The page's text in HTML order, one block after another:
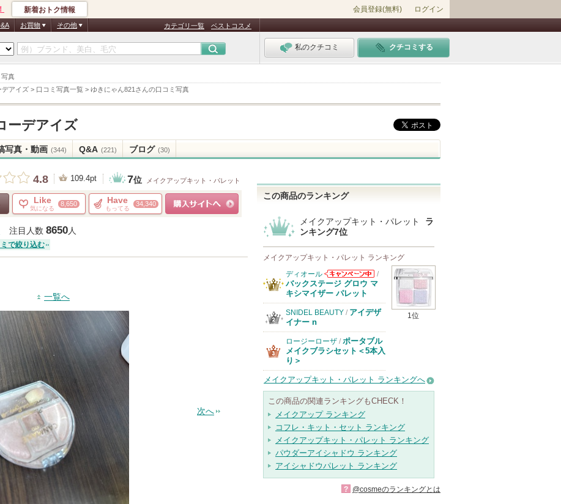
真
デアイズ > 口コミ写真一覧 > ゆきにゃん821さんの口コミ写真
新着おトク情報 会員登録(無料) ログイン
お買物 その他 カテゴリ一覧 ベストコスメ
私のクチコミ クチコミする
ーデアイズ
写真・動画 (344) Q&A (221) ブログ (30)
4.8 109.4pt 7位 メイクアップキット・パレット
Like
気になる
8,650 Have
もってる
34,340
注目人数 8650人
で絞り込む
一覧へ
次へ
この商品のランキング
メイクアップキット・パレット
ラ
ンキング7位
メイクアップキット・パレット ランキング
1位
ディオール
ディオールから
のお知らせがあ
/
バックステージ グロウ マ
キシマイザー パレット
SNIDEL BEAUTY / アイデザ
イナー n
ロージーローザ / ポータブル
メイクブラシセット＜5本入
り＞
メイクアップキット・パレット ランキングへ
この商品の関連ランキングもCHECK！
メイクアップ ランキング
コフレ・キット・セット ランキング
メイクアップキット・パレット ランキング
パウダーアイシャドウ ランキング
アイシャドウパレット ランキング
? @cosmeのランキングとは